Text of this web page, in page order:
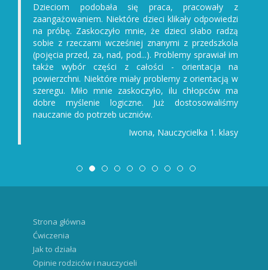
Dzieciom podobała się praca, pracowały z
zaangażowaniem. Niektóre dzieci klikały odpowiedzi
na próbę. Zaskoczyło mnie, że dzieci słabo radzą
sobie z rzeczami wcześniej znanymi z przedszkola
(pojęcia przed, za, nad, pod...). Problemy sprawiał im
także wybór części z całości - orientacja na
powierzchni. Niektóre miały problemy z orientacją w
szeregu. Miło mnie zaskoczyło, ilu chłopców ma
dobre myślenie logiczne. Już dostosowaliśmy
nauczanie do potrzeb uczniów.
Iwona, Nauczycielka 1. klasy
Strona główna
Ćwiczenia
Jak to działa
Opinie rodziców i nauczycieli